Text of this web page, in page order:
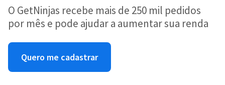
O GetNinjas recebe mais de 250 mil pedidos
por mês e pode ajudar a aumentar sua renda
Quero me cadastrar